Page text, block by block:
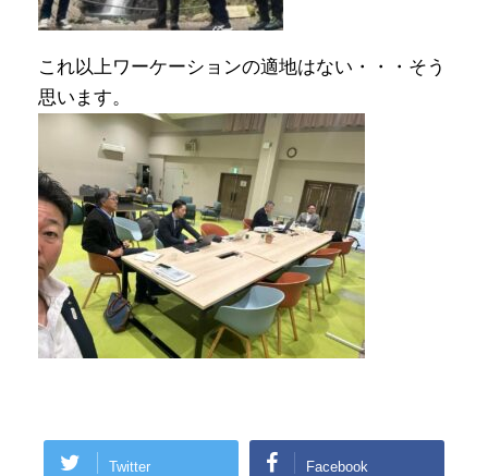
これ以上ワーケーションの適地はない・・・そう
思います。
Twitter Facebook